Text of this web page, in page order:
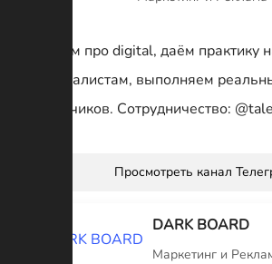
Пишем про digital, даём практику
специалистам, выполняем
заказчиков. Сотрудничество:
Просмотреть канал
DARK BOARD
Маркетинг и